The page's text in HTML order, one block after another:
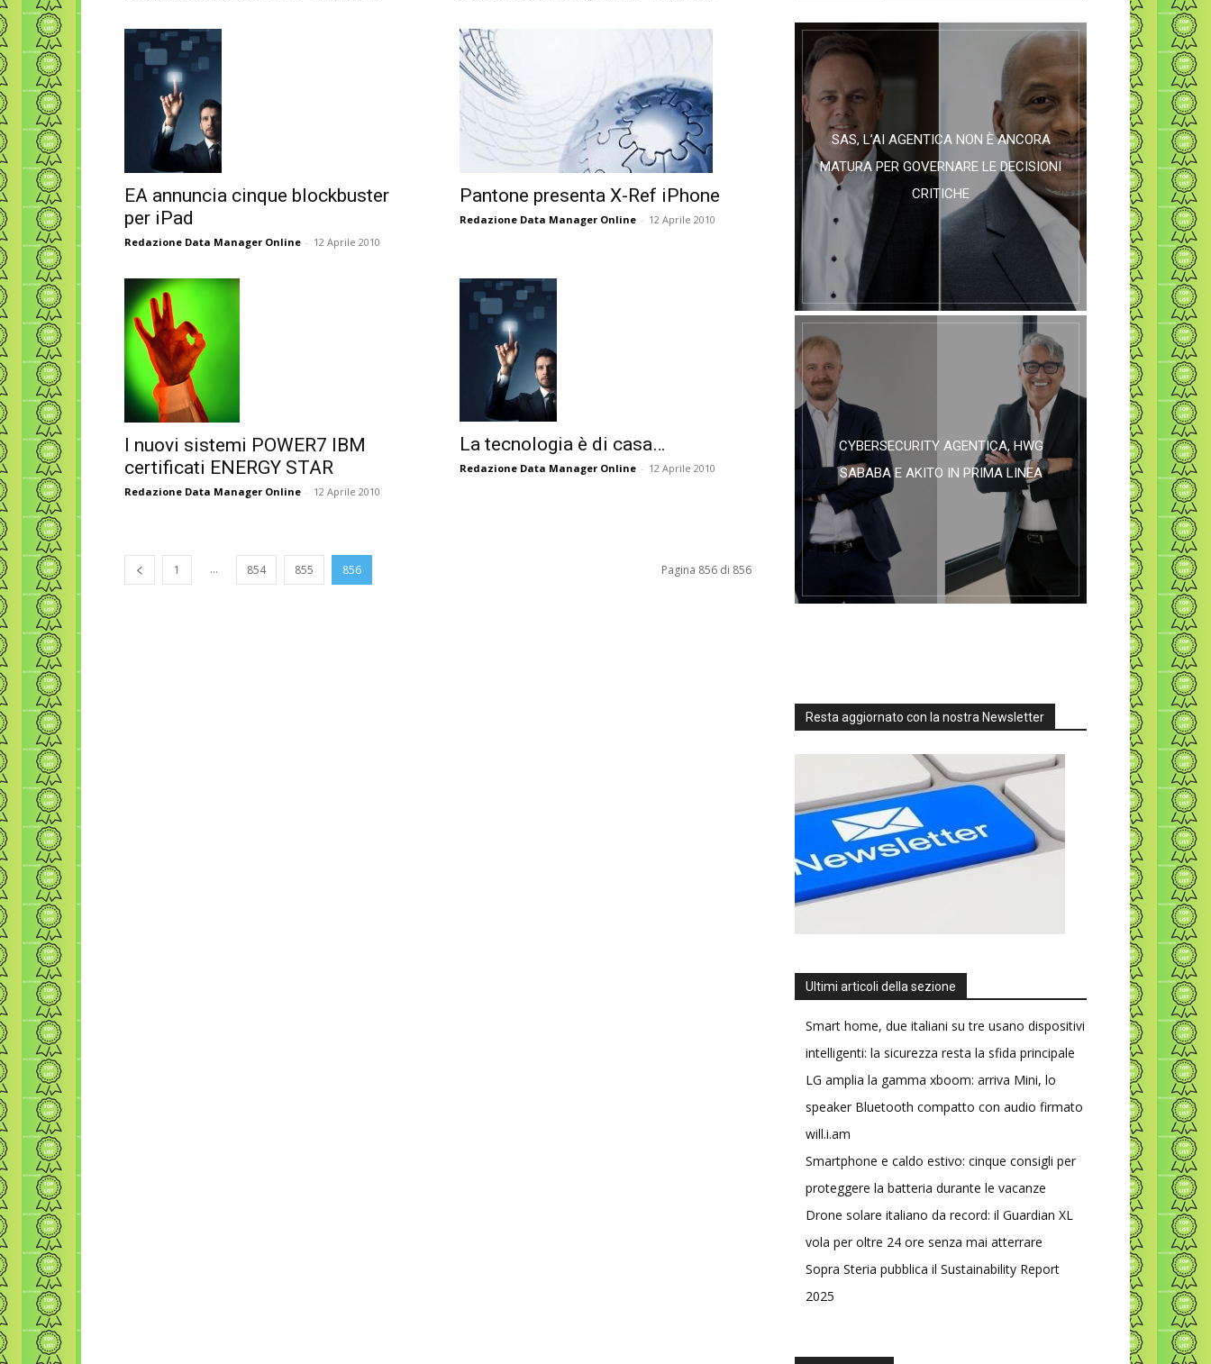
EA annuncia cinque blockbuster
per iPad
Redazione Data Manager Online - 12 Aprile 2010
Pantone presenta X-Ref iPhone
Redazione Data Manager Online - 12 Aprile 2010
I nuovi sistemi POWER7 IBM
certificati ENERGY STAR
Redazione Data Manager Online - 12 Aprile 2010
La tecnologia è di casa…
Redazione Data Manager Online - 12 Aprile 2010
1 ... 854 855 856 Pagina 856 di 856
SAS, L’AI AGENTICA NON È ANCORA
MATURA PER GOVERNARE LE DECISIONI
CRITICHE
CYBERSECURITY AGENTICA, HWG
SABABA E AKITO IN PRIMA LINEA
Resta aggiornato con la nostra Newsletter
Ultimi articoli della sezione
Smart home, due italiani su tre usano dispositivi
intelligenti: la sicurezza resta la sfida principale
LG amplia la gamma xboom: arriva Mini, lo
speaker Bluetooth compatto con audio firmato
will.i.am
Smartphone e caldo estivo: cinque consigli per
proteggere la batteria durante le vacanze
Drone solare italiano da record: il Guardian XL
vola per oltre 24 ore senza mai atterrare
Sopra Steria pubblica il Sustainability Report
2025